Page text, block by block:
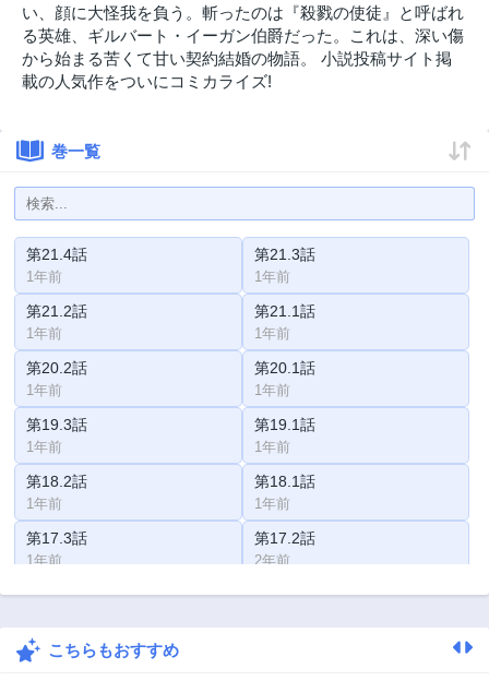
い、顔に大怪我を負う。斬ったのは『殺戮の使徒』と呼ばれ
る英雄、ギルバート・イーガン伯爵だった。これは、深い傷
から始まる苦くて甘い契約結婚の物語。 小説投稿サイト掲
載の人気作をついにコミカライズ!
巻一覧
第21.4話
1年前
第21.3話
1年前
第21.2話
1年前
第21.1話
1年前
第20.2話
1年前
第20.1話
1年前
第19.3話
1年前
第19.1話
1年前
第18.2話
1年前
第18.1話
1年前
第17.3話
1年前
第17.2話
2年前
第17.1話 第16.3話
第16.2話
こちらもおすすめ